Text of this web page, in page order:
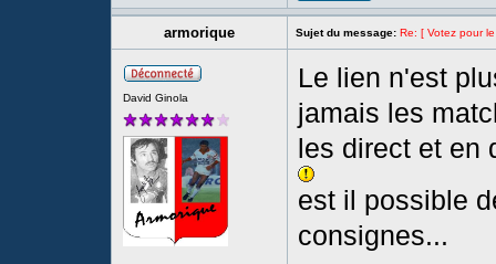
armorique Sujet du message: Re: [ Votez pour
David Ginola
Le lien n'est
jamais les
les direct et en
est il possible
consignes...